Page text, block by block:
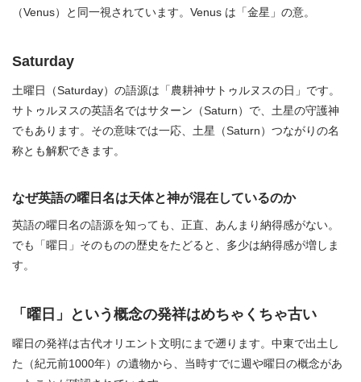
（Venus）と同一視されています。Venus は「金星」の意。
Saturday
土曜日（Saturday）の語源は「農耕神サトゥルヌスの日」です。
サトゥルヌスの英語名ではサターン（Saturn）で、土星の守護神
でもあります。その意味では一応、土星（Saturn）つながりの名
称とも解釈できます。
なぜ英語の曜日名は天体と神が混在しているのか
英語の曜日名の語源を知っても、正直、あんまり納得感がない。
でも「曜日」そのものの歴史をたどると、多少は納得感が増しま
す。
「曜日」という概念の発祥はめちゃくちゃ古い
曜日の発祥は古代オリエント文明にまで遡ります。中東で出土し
た（紀元前1000年）の遺物から、当時すでに週や曜日の概念があ